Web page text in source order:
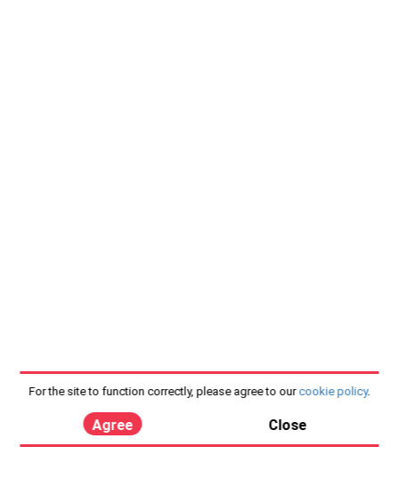
For the site to function correctly, please agree to our cookie policy.
Agree Close